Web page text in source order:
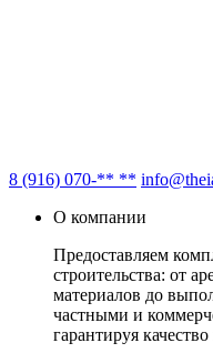
8 (916) 070-** **
О компании
Предоставляем
строительства: от
материалов до
частными и
гарантируя